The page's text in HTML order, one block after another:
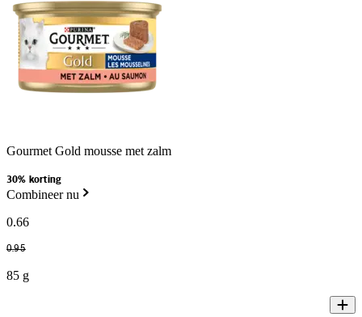
Gourmet Gold mousse met zalm
30% korting
Combineer nu
0.66
0.95
85 g